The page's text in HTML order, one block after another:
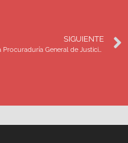
SIGUIENTE
La Procuraduría General de Justicia de Coahuila obtiene la primera sentencia condenatoria en un caso de desaparición de personas